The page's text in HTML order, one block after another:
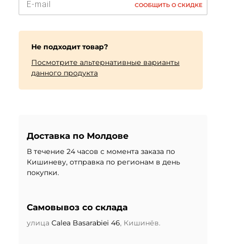
СООБЩИТЬ О СКИДКЕ
Не подходит товар?
Посмотрите альтернативные варианты
данного продукта
Доставка по Молдове
В течение 24 часов с момента заказа по
Кишиневу, отправка по регионам в день
покупки.
Самовывоз со склада
улица Calea Basarabiei 46, Кишинёв.